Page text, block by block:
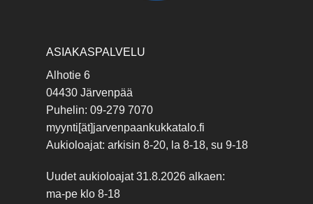
ASIAKASPALVELU
Alhotie 6
04430 Järvenpää
Puhelin: 09-279 7070
myynti[ät]jarvenpaankukkatalo.fi
Aukioloajat: arkisin 8-20, la 8-18, su 9-18
Uudet aukioloajat 31.8.2026 alkaen:
ma-pe klo 8-18